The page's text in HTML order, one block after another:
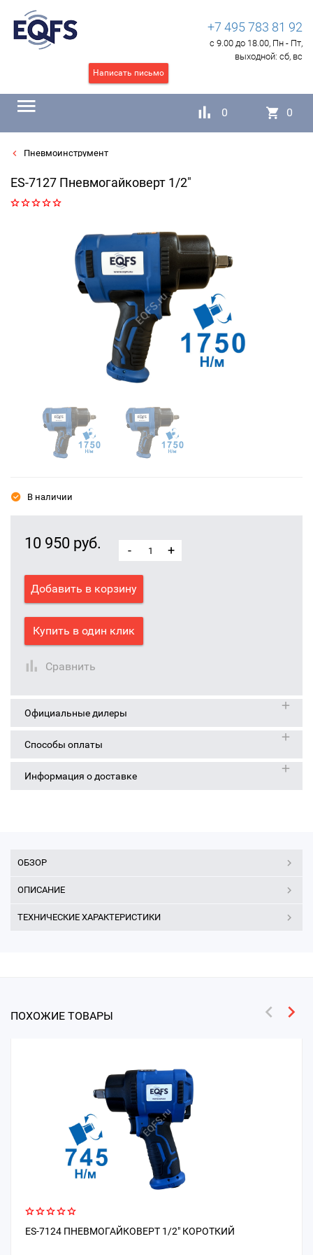
+7 495 783 81 92
с 9.00 до 18.00, Пн - Пт,
выходной: сб, вс
Написать письмо
0 0
Пневмоинструмент
ES-7127 Пневмогайковерт 1/2"
В наличии
10 950 руб. - +
Добавить в корзину
Купить в один клик
Сравнить
Официальные дилеры
Способы оплаты
Информация о доставке
ОБЗОР
ОПИСАНИЕ
ТЕХНИЧЕСКИЕ ХАРАКТЕРИСТИКИ
ПОХОЖИЕ ТОВАРЫ
ES-7124 ПНЕВМОГАЙКОВЕРТ 1/2" КОРОТКИЙ